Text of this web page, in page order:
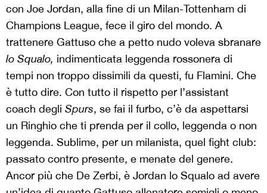
con Joe Jordan, alla fine di un Milan-Tottenham di
Champions League, fece il giro del mondo. A
trattenere Gattuso che a petto nudo voleva sbranare
lo Squalo, indimenticata leggenda rossonera di
tempi non troppo dissimili da questi, fu Flamini. Che
è tutto dire. Con tutto il rispetto per l’assistant
coach degli Spurs, se fai il furbo, c’è da aspettarsi
un Ringhio che ti prenda per il collo, leggenda o non
leggenda. Sublime, per un milanista, quel fight club:
passato contro presente, e menate del genere.
Ancor più che De Zerbi, è Jordan lo Squalo ad avere